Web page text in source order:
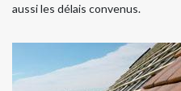
aussi les délais convenus.